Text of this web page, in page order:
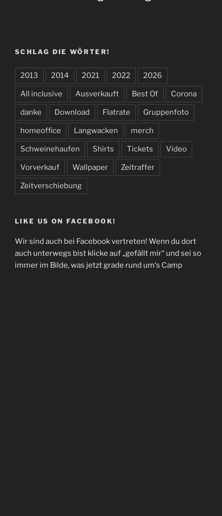
SCHLAG DIE WÖRTER!
2013 2014 2021 2022 2026
All inclusive Ausverkauft Best Of Corona
danke Download Flatrate Gruppenfoto
homeoffice Langwacken merch
Schweinehaufen Shirts Tickets Video
Vorverkauf Wallpaper Zeitraffer
Zeitverschiebung
LIKE US ON FACEBOOK!
Wir sind auch bei Facebook vertreten! Wenn du dort
auch unterwegs bist klicke auf „gefällt mir“ und sei so
immer im Bilde, was jetzt grade rund um‘s Camp